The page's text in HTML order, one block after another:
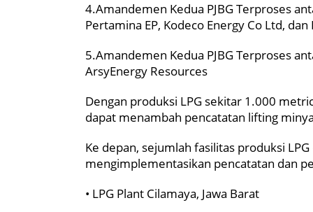
4.Amandemen Kedua PJBG Terproses
Pertamina EP, Kodeco Energy Co Ltd,
5.Amandemen Kedua PJBG Terproses
ArsyEnergy Resources
Dengan produksi LPG sekitar 1.000
dapat menambah pencatatan lifting
Ke depan, sejumlah fasilitas produksi
mengimplementasikan pencatatan dan
• LPG Plant Cilamaya, Jawa Barat